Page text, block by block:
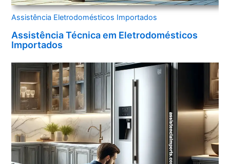
Assistência Eletrodomésticos Importados
Assistência Técnica em Eletrodomésticos
Importados